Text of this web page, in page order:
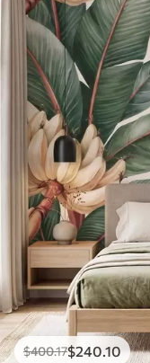
$400.17$240 .10